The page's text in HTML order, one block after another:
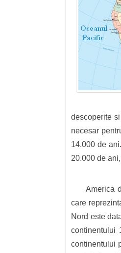
descoperite
necesar
14.000 de
20.000 de
America
care
Nord este
continentului
continentului